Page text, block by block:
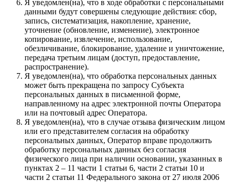
Я уведомлен(на), что в ходе обработки с персональными
данными будут совершены следующие действия: сбор,
запись, систематизация, накопление, хранение,
уточнение (обновление, изменение), электронное
копирование, извлечение, использование,
обезличивание, блокирование, удаление и уничтожение,
передача третьим лицам (доступ, предоставление,
распространение).
Я уведомлен(на), что обработка персональных данных
может быть прекращена по запросу Субъекта
персональных данных в письменной форме,
направленному на адрес электронной почты Оператора
или на почтовый адрес Оператора.
Я уведомлен(на), что в случае отзыва физическим лицом
или его представителем согласия на обработку
персональных данных, Оператор вправе продолжить
обработку персональных данных без согласия
физического лица при наличии основании, указанных в
пунктах 2 – 11 части 1 статьи 6, части 2 статьи 10 и
части 2 статьи 11 Федерального закона от 27 июля 2006